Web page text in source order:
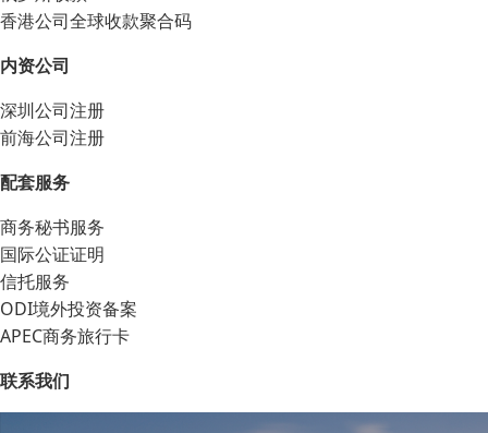
香港公司全球收款聚合码
内资公司
深圳公司注册
前海公司注册
配套服务
商务秘书服务
国际公证证明
信托服务
ODI境外投资备案
APEC商务旅行卡
联系我们